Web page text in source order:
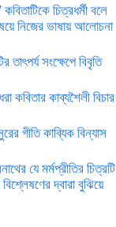
চিত্রধর্মী বলে
নিজের ভাষায় আলোচনা
তাৎপর্য সংক্ষেপে বিবৃতি
কবিতার কাব্যশৈলী বিচার
গীতি কাব্যিক বিন্যাস
যে মর্মপ্রীতির চিত্রটি
দ্বারা বুঝিয়ে